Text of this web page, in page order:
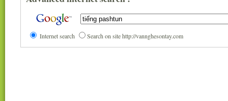
Internet search Search on site http://vannghesontay.com